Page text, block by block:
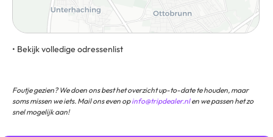
• Bekijk volledige odressenlist
Foutje gezien? We doen ons best het overzicht up-to-date te houden, maar
soms missen we iets. Mail ons even opinfo@tripdealer.nlen we passen het zo
snel mogelijk aan!